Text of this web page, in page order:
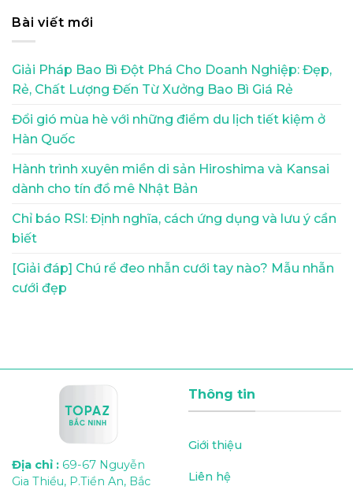
Bài viết mới
Giải Pháp Bao Bì Đột Phá Cho Doanh Nghiệp: Đẹp,
Rẻ, Chất Lượng Đến Từ Xưởng Bao Bì Giá Rẻ
Đổi gió mùa hè với những điểm du lịch tiết kiệm ở
Hàn Quốc
Hành trình xuyên miền di sản Hiroshima và Kansai
dành cho tín đồ mê Nhật Bản
Chỉ báo RSI: Định nghĩa, cách ứng dụng và lưu ý cần
biết
[Giải đáp] Chú rể đeo nhẫn cưới tay nào? Mẫu nhẫn
cưới đẹp
Địa chỉ : 69-67 Nguyễn
Gia Thiều, P.Tiền An, Bắc
Thông tin
Giới thiệu
Liên hệ